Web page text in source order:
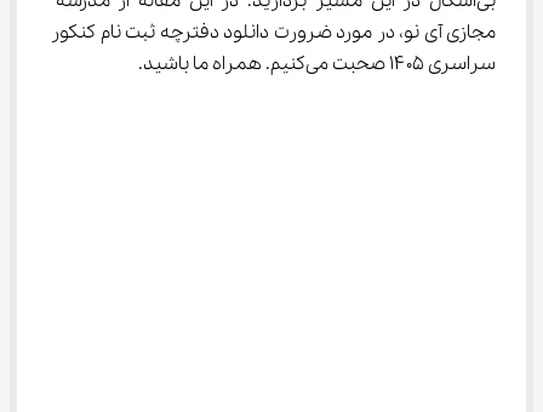
مجازی آی نو، در مورد ضرورت دانلود دفترچه ثبت نام کنکور
سراسری ۱۴۰۵ صحبت می‌کنیم. همراه ما باشید.